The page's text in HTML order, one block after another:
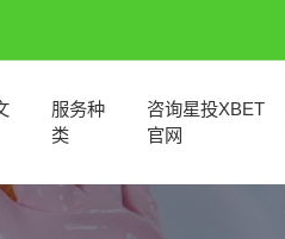
服务种
类
咨询星投XBET
官网